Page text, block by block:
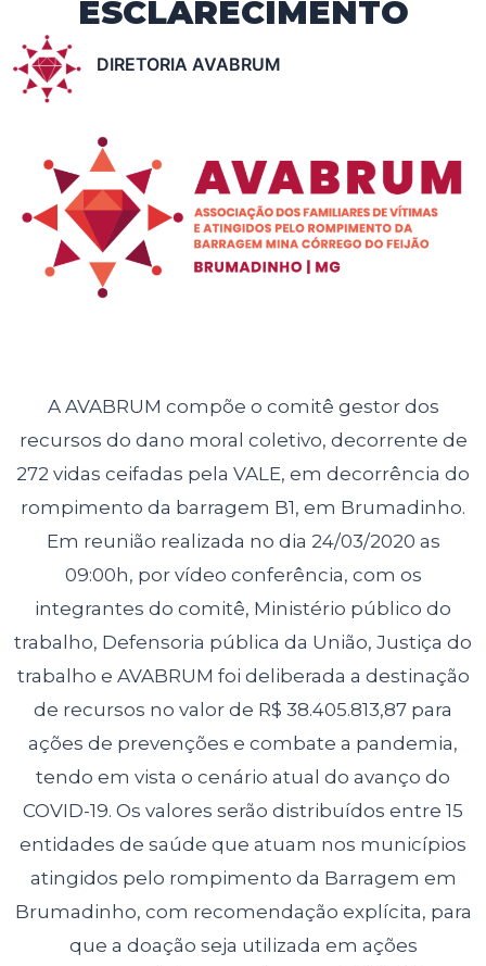
ESCLARECIMENTO
DIRETORIA AVABRUM
A AVABRUM compõe o comitê gestor dos
recursos do dano moral coletivo, decorrente de
272 vidas ceifadas pela VALE, em decorrência do
rompimento da barragem B1, em Brumadinho.
Em reunião realizada no dia 24/03/2020 as
09:00h, por vídeo conferência, com os
integrantes do comitê, Ministério público do
trabalho, Defensoria pública da União, Justiça do
trabalho e AVABRUM foi deliberada a destinação
de recursos no valor de R$ 38.405.813,87 para
ações de prevenções e combate a pandemia,
tendo em vista o cenário atual do avanço do
COVID-19. Os valores serão distribuídos entre 15
entidades de saúde que atuam nos municípios
atingidos pelo rompimento da Barragem em
Brumadinho, com recomendação explícita, para
que a doação seja utilizada em ações